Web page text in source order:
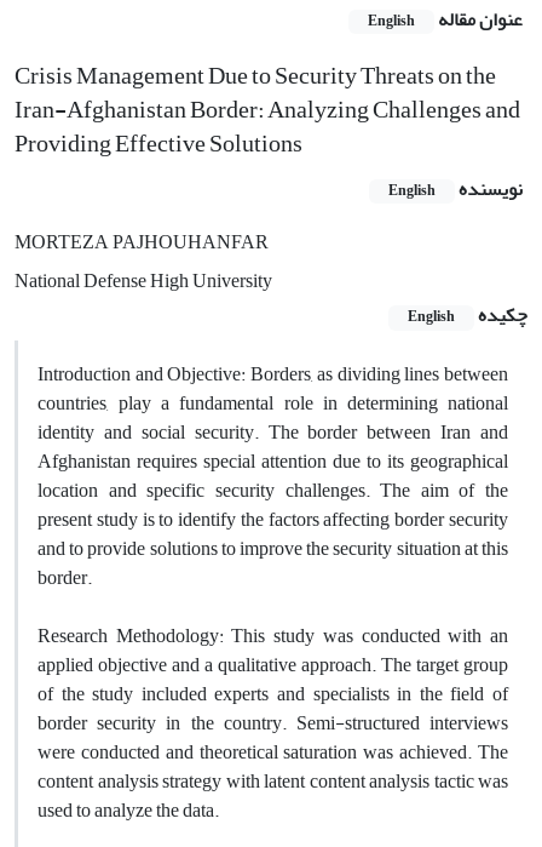
عنوان مقاله English
Crisis Management Due to Security Threats on the
Iran-Afghanistan Border: Analyzing Challenges and
Providing Effective Solutions
نویسنده English
MORTEZA PAJHOUHANFAR
National Defense High University
چکیده
English
Introduction and Objective: Borders, as dividing lines between
countries, play a fundamental role in determining national
identity and social security. The border between Iran and
Afghanistan requires special attention due to its geographical
location and specific security challenges. The aim of the
present study is to identify the factors affecting border security
and to provide solutions to improve the security situation at this
border.
Research Methodology: This study was conducted with an
applied objective and a qualitative approach. The target group
of the study included experts and specialists in the field of
border security in the country. Semi-structured interviews
were conducted and theoretical saturation was achieved. The
content analysis strategy with latent content analysis tactic was
used to analyze the data.